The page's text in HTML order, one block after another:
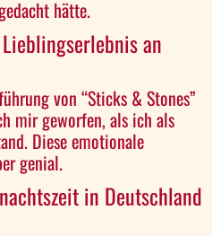
hätte.
an
von “Sticks & Stones”
mir geworfen, als ich als
Diese emotionale
genial.
in Deutschland